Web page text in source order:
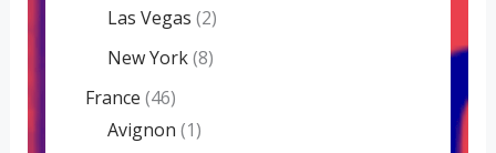
Las Vegas (2)
New York(8)
France (46)
Avignon (1)